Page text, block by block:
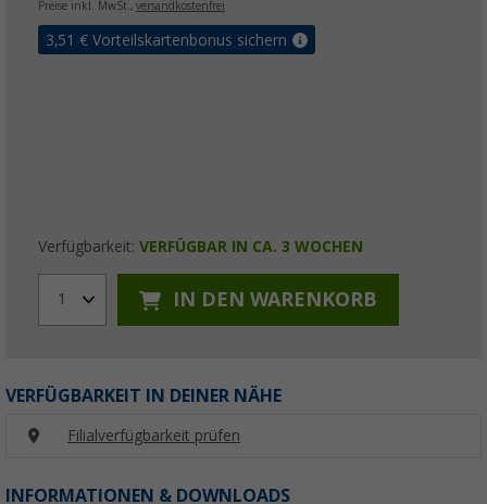
Preise inkl. MwSt., versandkostenfrei
3,51 € Vorteilskartenbonus sichern
Verfügbarkeit: VERFÜGBAR IN CA. 3 WOCHEN
1 IN DEN WARENKORB
VERFÜGBARKEIT IN DEINER NÄHE
Filialverfügbarkeit prüfen
INFORMATIONEN & DOWNLOADS